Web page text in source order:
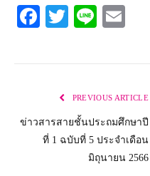
Facebook
Twitter
Line
PREVIOUS ARTICLE
ข่าวสารสายชั้นประถมศึกษาปี
ที่ 1 ฉบับที่ 5 ประจำเดือน
มิถุนายน 2566